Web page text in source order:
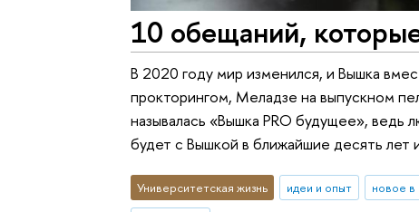
10 обещаний,
В 2020 году мир изменился, и Вышка
прокторингом, Меладзе на выпускном
называлась «Вышка PRO будущее», ведь
будет с Вышкой в ближайшие десять лет
Университетская жизнь идеи и опыт новое